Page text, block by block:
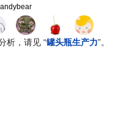
析，请见 “罐头瓶生产力”。